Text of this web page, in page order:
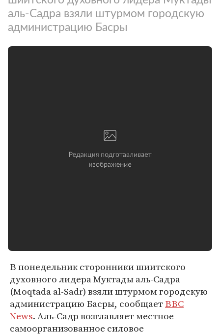
аль-Садра взяли штурмом городскую
администрацию Басры
В понедельник сторонники шиитского
духовного лидера Муктады аль-Садра
(Moqtada al-Sadr) взяли штурмом городскую
администрацию Басры, сообщаетBBC
News. Аль-Садр возглавляет местное
самоорганизованное силовое